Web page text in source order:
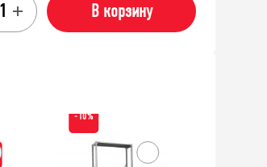
В корзину
-10%